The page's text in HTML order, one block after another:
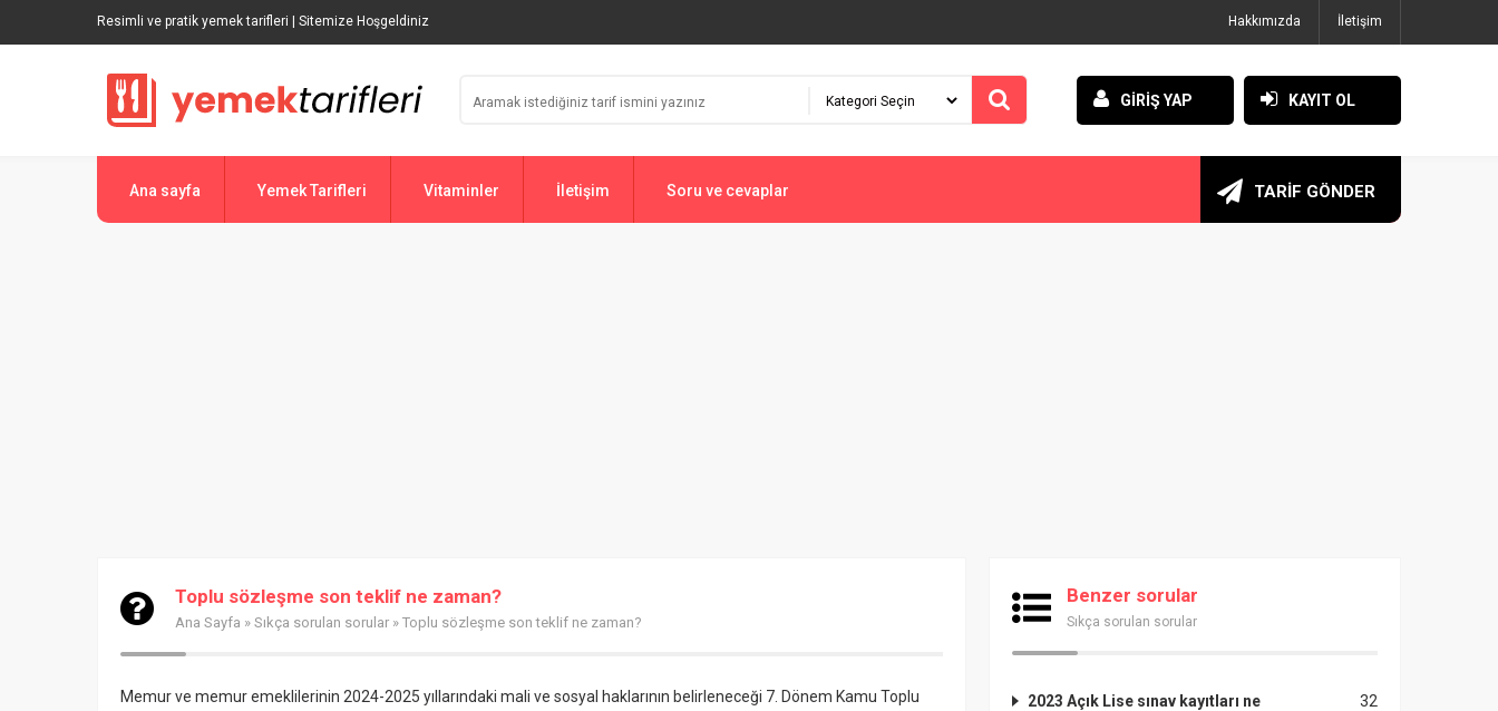
Resimli ve pratik yemek tarifleri | Sitemize Hoşgeldiniz Hakkımızda İletişim
GİRİŞ YAP KAYIT OL
Ana sayfa Yemek Tarifleri Vitaminler İletişim Soru ve cevaplar TARİF GÖNDER
Toplu sözleşme son teklif ne zaman?
Ana Sayfa » Sıkça sorulan sorular » Toplu sözleşme son teklif ne zaman?
Memur ve memur emeklilerinin 2024-2025 yıllarındaki mali ve sosyal haklarının belirleneceği 7. Dönem Kamu Toplu
Benzer sorular
Sıkça sorulan sorular
32
2023 Açık Lise sınav kayıtları ne